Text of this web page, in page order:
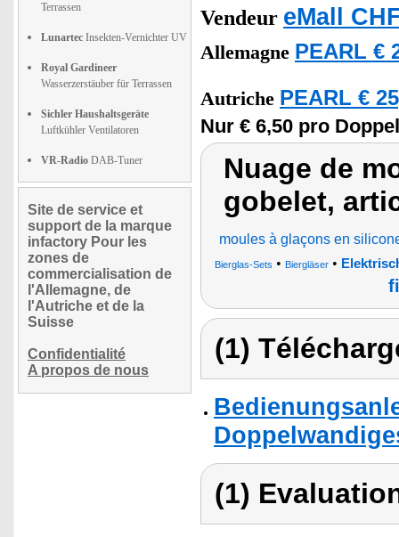
Terrassen
Lunartec Insekten-Vernichter UV
Royal Gardineer
Wasserzerstäuber für Terrassen
Sichler Haushaltsgeräte
Luftkühler Ventilatoren
VR-Radio DAB-Tuner
Site de service et
support de la marque
infactory Pour les
zones de
commercialisation de
l'Allemagne, de
l'Autriche et de la
Suisse
Confidentialité
A propos de nous
Vendeur eMall
Allemagne PEARL €
Autriche PEARL €
Nur € 6,50 pro
Nuage de
gobelet,
moules à glaçons en
Bierglas-Sets • Biergläser •
(1)
(1)